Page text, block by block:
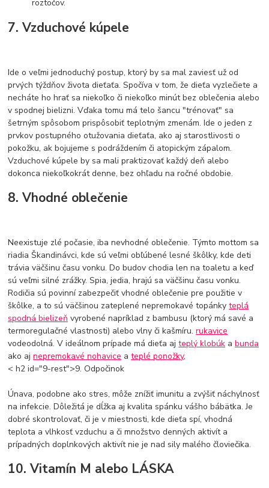
roztočov.
7. Vzduchové kúpele
Ide o veľmi jednoduchý postup, ktorý by sa mal zaviesť už od
prvých týždňov života dieťaťa. Spočíva v tom, že dieťa vyzlečiete a
necháte ho hrať sa niekoľko či niekoľko minút bez oblečenia alebo
v spodnej bielizni. Vďaka tomu má telo šancu "trénovať" sa
šetrným spôsobom prispôsobiť teplotným zmenám. Ide o jeden z
prvkov postupného otužovania dieťaťa, ako aj starostlivosti o
pokožku, ak bojujeme s podráždením či atopickým zápalom.
Vzduchové kúpele by sa mali praktizovať každý deň alebo
dokonca niekoľkokrát denne, bez ohľadu na ročné obdobie.
8. Vhodné oblečenie
Neexistuje zlé počasie, iba nevhodné oblečenie. Týmto mottom sa
riadia Škandinávci, kde sú veľmi obľúbené lesné škôlky, kde deti
trávia väčšinu času vonku. Do budov chodia len na toaletu a keď
sú veľmi silné zrážky. Spia, jedia, hrajú sa väčšinu času vonku.
Rodičia sú povinní zabezpečiť vhodné oblečenie pre použitie v
škôlke, a to sú väčšinou zateplené nepremokavé topánkyteplá
spodná bielizeň vyrobené napríklad z bambusu (ktorý má savé a
termoregulačné vlastnosti) alebo vlny či kašmíru.rukavice
vodeodolná. V ideálnom prípade má dieťa ajteplý klobúk abunda
ako ajnepremokavé nohavice ateplé ponožky,
< h2 id="9-rest">9. Odpočinok
Únava, podobne ako stres, môže znížiť imunitu a zvýšiť náchylnosť
na infekcie. Dôležitá je dĺžka aj kvalita spánku vášho bábätka. Je
dobré skontrolovať, či je v miestnosti, kde dieťa spí, vhodná
teplota a vlhkosť vzduchu a či množstvo denných aktivít a
prípadných doplnkových aktivít nie je nad sily malého človiečika.
10. Vitamín M alebo LÁSKA